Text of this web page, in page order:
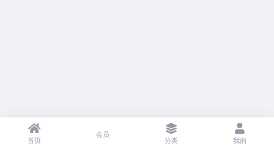
首页
会员
分类 我的